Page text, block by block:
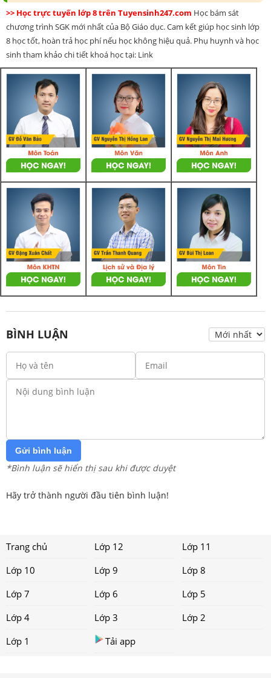
>> Học trực tuyến lớp 8 trên Tuyensinh247.com Học bám sát
chương trình SGK mới nhất của Bộ Giáo dục. Cam kết giúp học sinh lớp
8 học tốt, hoàn trả học phí nếu học không hiệu quả. Phụ huynh và học
sinh tham khảo chi tiết khoá học tại: Link
BÌNH LUẬN
Gửi bình luận
*Bình luận sẽ hiển thị sau khi được duyệt
Hãy trở thành người đầu tiên bình luận!
Trang chủ Lớp 12
Lớp 11
Lớp 10
Lớp 9
Lớp 8
Lớp 7
Lớp 6
Lớp 5
Lớp 4
Lớp 3
Lớp 2
Lớp 1
Tải app